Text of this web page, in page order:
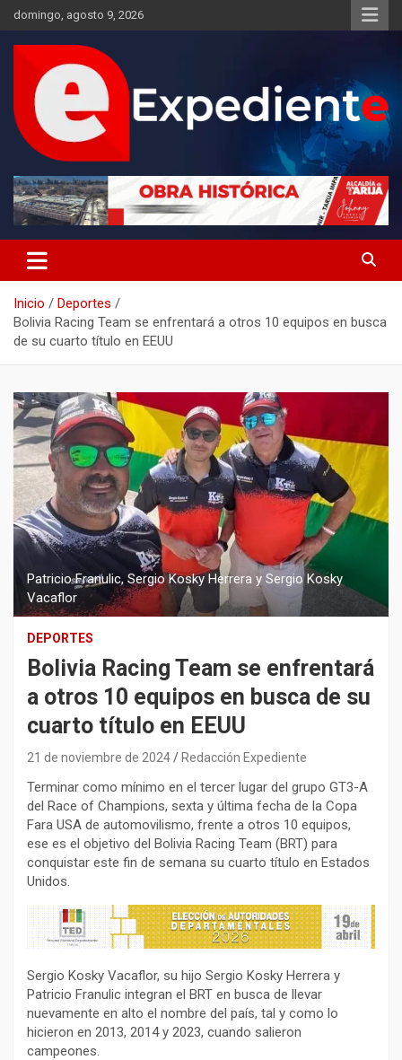
Saltar
al
contenido
domingo, agosto 9, 2026
Expediente
Inicio
Deportes
Bolivia Racing Team se enfrentará a otros 10 equipos en busca
de su cuarto título en EEUU
Patricio Franulic, Sergio Kosky Herrera y Sergio Kosky
Vacaflor
DEPORTES
Bolivia Racing Team se enfrentará
a otros 10 equipos en busca de su
cuarto título en EEUU
21 de noviembre de 2024 Redacción Expediente
Terminar como mínimo en el tercer lugar del grupo GT3-A
del Race of Champions, sexta y última fecha de la Copa
Fara USA de automovilismo, frente a otros 10 equipos,
ese es el objetivo del Bolivia Racing Team (BRT) para
conquistar este fin de semana su cuarto título en Estados
Unidos.
Sergio Kosky Vacaflor, su hijo Sergio Kosky Herrera y
Patricio Franulic integran el BRT en busca de llevar
nuevamente en alto el nombre del país, tal y como lo
hicieron en 2013, 2014 y 2023, cuando salieron
campeones.